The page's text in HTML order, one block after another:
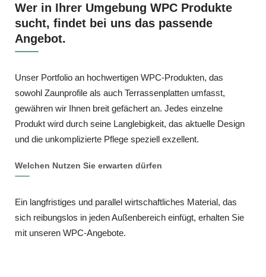
Wer in Ihrer Umgebung WPC Produkte
sucht, findet bei uns das passende
Angebot.
Unser Portfolio an hochwertigen WPC‑Produkten, das
sowohl Zaunprofile als auch Terrassenplatten umfasst,
gewähren wir Ihnen breit gefächert an. Jedes einzelne
Produkt wird durch seine Langlebigkeit, das aktuelle Design
und die unkomplizierte Pflege speziell exzellent.
Welchen Nutzen Sie erwarten dürfen
Ein langfristiges und parallel wirtschaftliches Material, das
sich reibungslos in jeden Außenbereich einfügt, erhalten Sie
mit unseren WPC‑Angebote.